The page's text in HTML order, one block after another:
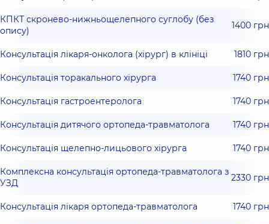
КПКТ скронево-нижньощелепного суглобу (без
опису)
1400 грн
Консультація лікаря-онколога (хірург) в клініці 1810 грн
Консультація торакального хірурга 1740 грн
Консультація гастроентеролога 1740 грн
Консультація дитячого ортопеда-травматолога 1740 грн
Консультація щелепно-лицьового хірурга 1740 грн
Комплексна консультація ортопеда-травматолога з
УЗД
2330 грн
Консультація лікаря ортопеда-травматолога 1740 грн